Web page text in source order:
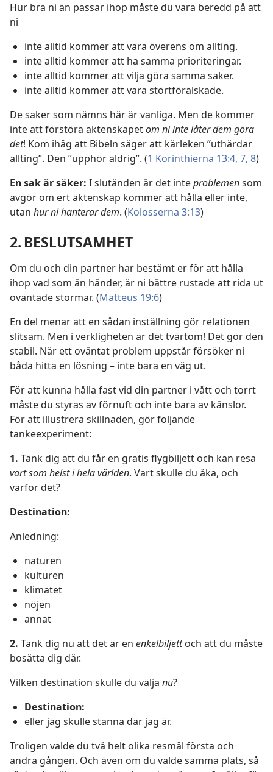
Hur bra ni än passar ihop måste du vara beredd på att
ni
inte alltid kommer att vara överens om allting.
inte alltid kommer att ha samma prioriteringar.
inte alltid kommer att vilja göra samma saker.
inte alltid kommer att vara störtförälskade.
De saker som nämns här är vanliga. Men de kommer
inte att förstöra äktenskapetom ni inte låter dem göra
det! Kom ihåg att Bibeln säger att kärleken ”uthärdar
allting”. Den ”upphör aldrig”. (1 Korinthierna 13:4, 7, 8)
En sak är säker: I slutänden är det inteproblemensom
avgör om ert äktenskap kommer att hålla eller inte,
utan hur ni hanterar dem. (Kolosserna 3:13)
2. BESLUTSAMHET
Om du och din partner har bestämt er för att hålla
ihop vad som än händer, är ni bättre rustade att rida ut
oväntade stormar. (Matteus 19:6)
En del menar att en sådan inställning gör relationen
slitsam. Men i verkligheten är det tvärtom! Det gör den
stabil. När ett oväntat problem uppstår försöker ni
båda hitta en lösning – inte bara en väg ut.
För att kunna hålla fast vid din partner i vått och torrt
måste du styras av förnuft och inte bara av känslor.
För att illustrera skillnaden, gör följande
tankeexperiment:
1. Tänk dig att du får en gratis flygbiljett och kan resa
vart som helst i hela världen. Vart skulle du åka, och
varför det?
Destination:
Anledning:
naturen
kulturen
klimatet
nöjen
annat
2. Tänk dig nu att det är en enkelbiljettoch att du måste
bosätta dig där.
Vilken destination skulle du välja nu?
Destination:
eller jag skulle stanna där jag är.
Troligen valde du två helt olika resmål första och
andra gången. Och även om du valde samma plats, så